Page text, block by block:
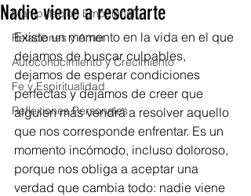
Manipulación Emocional
Relaciones y Amor
Autoconocimiento y Crecimiento
Fe y Espiritualidad
Reflexiones Personales
Nadie viene a rescatarte
Existe un momento en la vida en el que
dejamos de buscar culpables,
dejamos de esperar condiciones
perfectas y dejamos de creer que
alguien más vendrá a resolver aquello
que nos corresponde enfrentar. Es un
momento incómodo, incluso doloroso,
porque nos obliga a aceptar una
verdad que cambia todo: nadie viene